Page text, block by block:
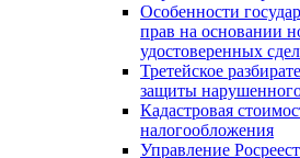
Особенности
прав на основании
удостоверенных
Третейское
защиты
Кадастровая
налогообложения
Управление